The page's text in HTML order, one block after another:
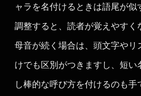
ャラを名付けるときは語尾が似
調整すると、読者が覚えやすく
母音が続く場合は、頭文字やリ
けでも区別がつきますし、短い
し棒的な呼び方を付けるのも手